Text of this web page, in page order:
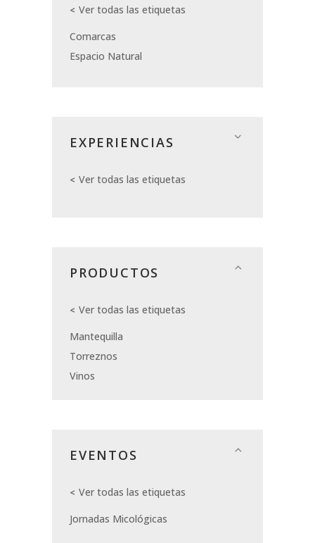
Ver todas las etiquetas
Comarcas
Espacio Natural
EXPERIENCIAS
Ver todas las etiquetas
PRODUCTOS
Ver todas las etiquetas
Mantequilla
Torreznos
Vinos
EVENTOS
Ver todas las etiquetas
Jornadas Micológicas